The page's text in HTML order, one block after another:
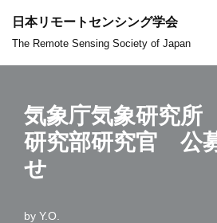
コ
ン
日本リモートセンシング学会
The Remote Sensing Society of Japan
気象庁気象研究
研究部研究官 公
せ
by Y.O.